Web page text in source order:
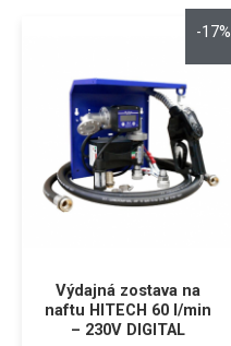
-17%
Výdajná zostava na
naftu HITECH 60 l/min
– 230V DIGITAL